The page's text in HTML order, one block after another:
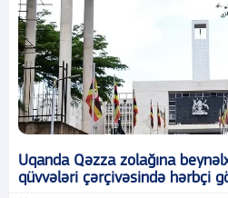
Uqanda Qəzza zolağına
qüvvələri çərçivəsində hərbçi